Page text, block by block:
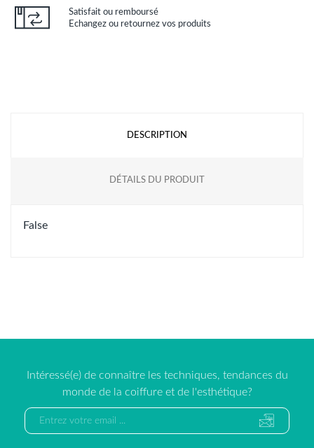
Satisfait ou remboursé
Echangez ou retournez vos produits
DESCRIPTION
DÉTAILS DU PRODUIT
False
Intéressé(e) de connaître les techniques, tendances du
monde de la coiffure et de l'esthétique?